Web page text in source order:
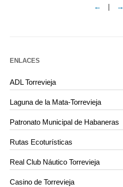
← | →
ENLACES
ADL Torrevieja
Laguna de la Mata-Torrevieja
Patronato Municipal de Habaneras
Rutas Ecoturísticas
Real Club Náutico Torrevieja
Casino de Torrevieja